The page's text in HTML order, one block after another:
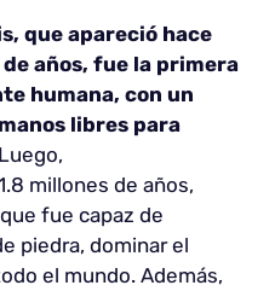
que apareció hace
años, fue la primera
humana, con un
libres para
millones de años,
fue capaz de
piedra, dominar el
el mundo. Además,